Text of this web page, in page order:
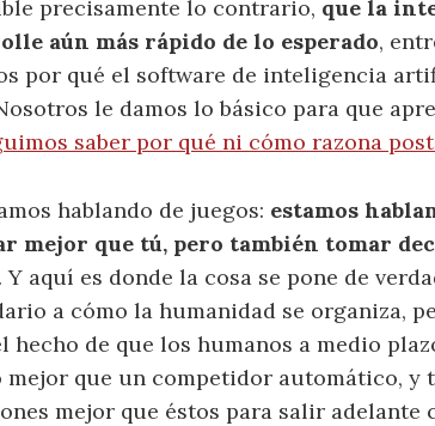
precisamente lo contrario, que la
aún más rápido de lo esperado,
por qué el software de inteligencia
le damos lo básico para que
saber por qué ni cómo razona
hablando de juegos: estamos
mejor que tú, pero también tomar
. Y aquí es donde la cosa se pone de
a cómo la humanidad se organiza,
hecho de que los humanos a medio
mejor que un competidor automático, y
mejor que éstos para salir adelante